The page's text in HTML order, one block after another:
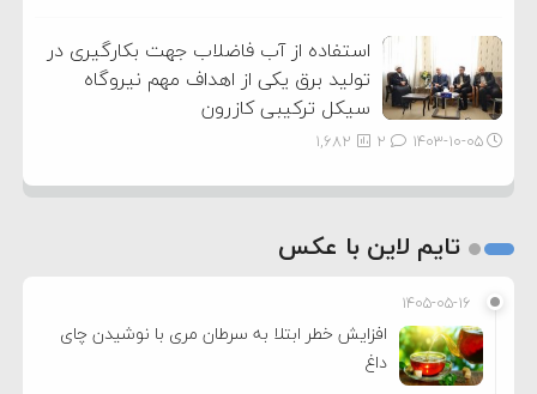
استفاده از آب فاضلاب جهت بکارگیری در
تولید برق یکی از اهداف مهم نیروگاه
سیکل ترکیبی کازرون
۱۴۰۳-۱۰-۰۵ 1,682
تایم لاین با عکس
۱۴۰۵-۰۵-۱۶
افزایش خطر ابتلا به سرطان مری با نوشیدن چای
داغ